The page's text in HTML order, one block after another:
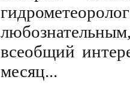
всеобщий
месяц...